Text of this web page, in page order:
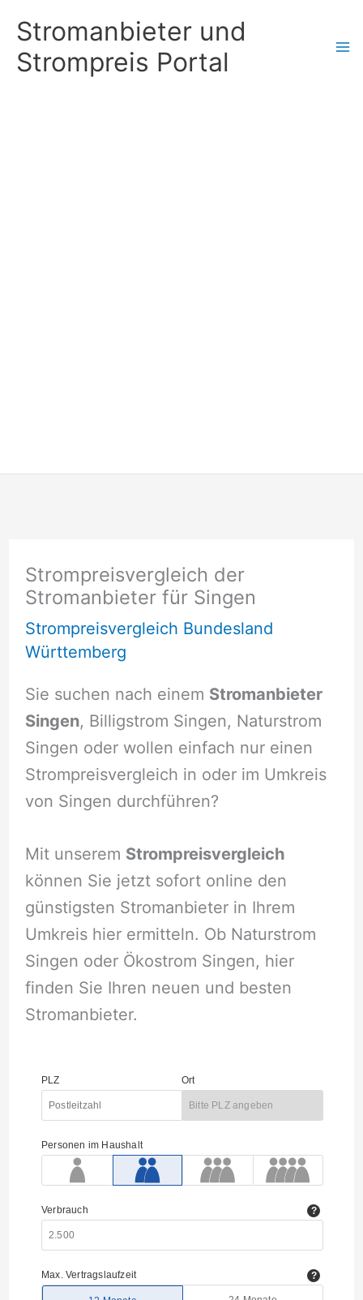
Inhalt
springen
Stromanbieter und
Strompreis Portal
Strompreisvergleich der
Stromanbieter für Singen
Strompreisvergleich Bundesland
Württemberg
Sie suchen nach einem Stromanbieter
Singen, Billigstrom Singen, Naturstrom
Singen oder wollen einfach nur einen
Strompreisvergleich in oder im Umkreis
von Singen durchführen?
Mit unserem Strompreisvergleich
können Sie jetzt sofort online den
günstigsten Stromanbieter in Ihrem
Umkreis hier ermitteln. Ob Naturstrom
Singen oder Ökostrom Singen, hier
finden Sie Ihren neuen und besten
Stromanbieter.